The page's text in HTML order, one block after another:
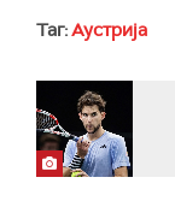
Таг:Аустрија